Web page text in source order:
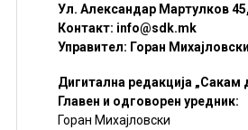
Ул. Александар Мартулков
Контакт: info@sdk.mk
Управител: Горан Михајловски
Дигитална редакција „Сакам
Главен и одговорен уредник:
Горан Михајловски